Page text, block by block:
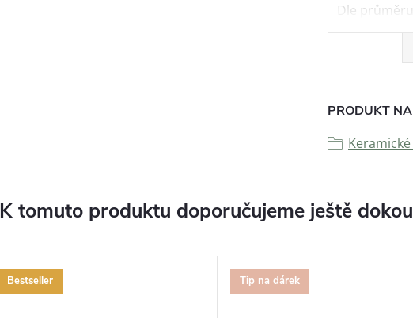
Dle průměru
PRODUKT
K tomuto produktu doporučujeme ještě
Bestseller Tip na dárek